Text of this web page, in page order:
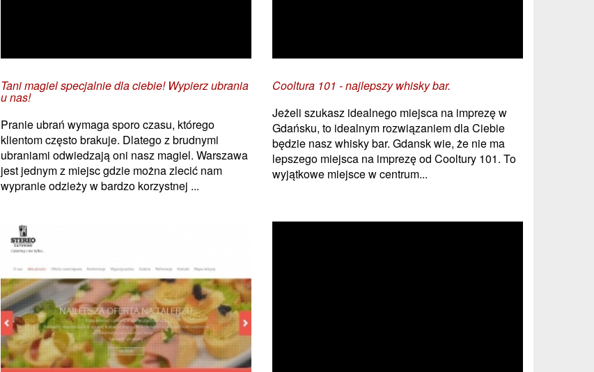
Tani magiel specjalnie dla ciebie! Wypierz ubrania
u nas!
Pranie ubrań wymaga sporo czasu, którego
klientom często brakuje. Dlatego z brudnymi
ubraniami odwiedzają oni nasz magiel. Warszawa
jest jednym z miejsc gdzie można zlecić nam
wypranie odzieży w bardzo korzystnej ...
Cooltura 101 - najlepszy whisky bar.
Jeżeli szukasz idealnego miejsca na imprezę w
Gdańsku, to idealnym rozwiązaniem dla Ciebie
będzie nasz whisky bar. Gdansk wie, że nie ma
lepszego miejsca na imprezę od Cooltury 101. To
wyjątkowe miejsce w centrum...